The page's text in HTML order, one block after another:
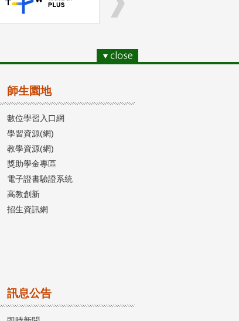
師生園地
數位學習入口網
學習資源(網)
教學資源(網)
獎助學金專區
電子證書驗證系統
高教創新
招生資訊網
訊息公告